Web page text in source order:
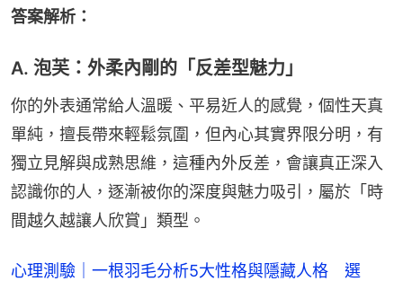
答案解析：
A. 泡芙：外柔內剛的「反差型魅力」
你的外表通常給人溫暖、平易近人的感覺，個性天真
單純，擅長帶來輕鬆氛圍，但內心其實界限分明，有
獨立見解與成熟思維，這種內外反差，會讓真正深入
認識你的人，逐漸被你的深度與魅力吸引，屬於「時
間越久越讓人欣賞」類型。
心理測驗｜一根羽毛分析5大性格與隱藏人格 選